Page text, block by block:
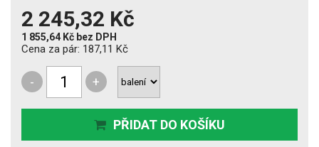
2 245,32 Kč
1 855,64 Kč bez DPH
Cena za pár: 187,11 Kč
- +
PŘIDAT DO KOŠÍKU